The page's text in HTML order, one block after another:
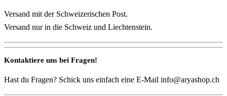
Versand mit der Schweizerischen Post.
Versand nur in die Schweiz und Liechtenstein.
Kontaktiere uns bei Fragen!
Hast du Fragen? Schick uns einfach eine E-Mail info@aryashop.ch